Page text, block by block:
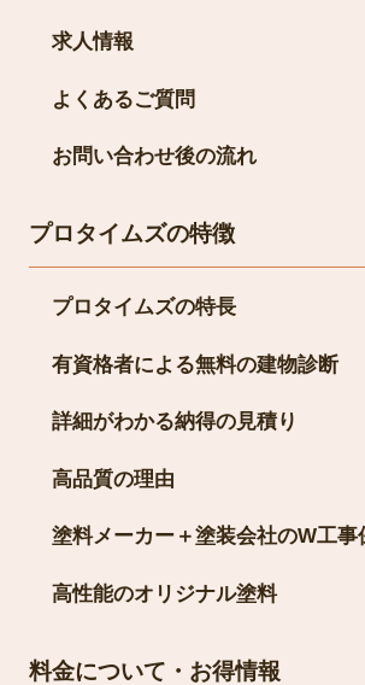
求人情報
よくあるご質問
お問い合わせ後の流れ
プロタイムズの特徴
プロタイムズの特長
有資格者による無料の建物診断
詳細がわかる納得の見積り
高品質の理由
塗料メーカー＋塗装会社のW工事
高性能のオリジナル塗料
料金について・お得情報